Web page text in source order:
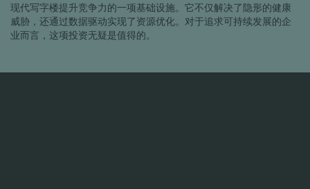
现代写字楼提升竞争力的一项基础设施。它不仅解决了隐形的健康
威胁，还通过数据驱动实现了资源优化。对于追求可持续发展的企
业而言，这项投资无疑是值得的。